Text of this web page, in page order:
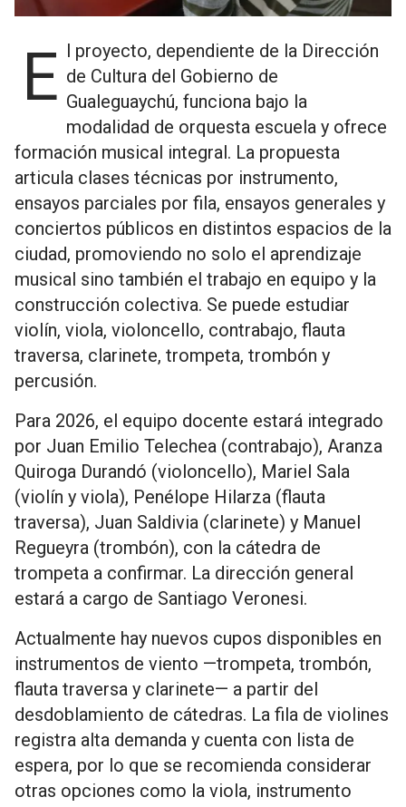
El proyecto, dependiente de la Dirección de Cultura del Gobierno de
Gualeguaychú, funciona bajo la
modalidad de orquesta escuela y ofrece
formación musical integral. La propuesta
articula clases técnicas por instrumento,
ensayos parciales por fila, ensayos generales y
conciertos públicos en distintos espacios de la
ciudad, promoviendo no solo el aprendizaje
musical sino también el trabajo en equipo y la
construcción colectiva. Se puede estudiar
violín, viola, violoncello, contrabajo, flauta
traversa, clarinete, trompeta, trombón y
percusión.
Para 2026, el equipo docente estará integrado
por Juan Emilio Telechea (contrabajo), Aranza
Quiroga Durandó (violoncello), Mariel Sala
(violín y viola), Penélope Hilarza (flauta
traversa), Juan Saldivia (clarinete) y Manuel
Regueyra (trombón), con la cátedra de
trompeta a confirmar. La dirección general
estará a cargo de Santiago Veronesi.
Actualmente hay nuevos cupos disponibles en
instrumentos de viento —trompeta, trombón,
flauta traversa y clarinete— a partir del
desdoblamiento de cátedras. La fila de violines
registra alta demanda y cuenta con lista de
espera, por lo que se recomienda considerar
otras opciones como la viola, instrumento